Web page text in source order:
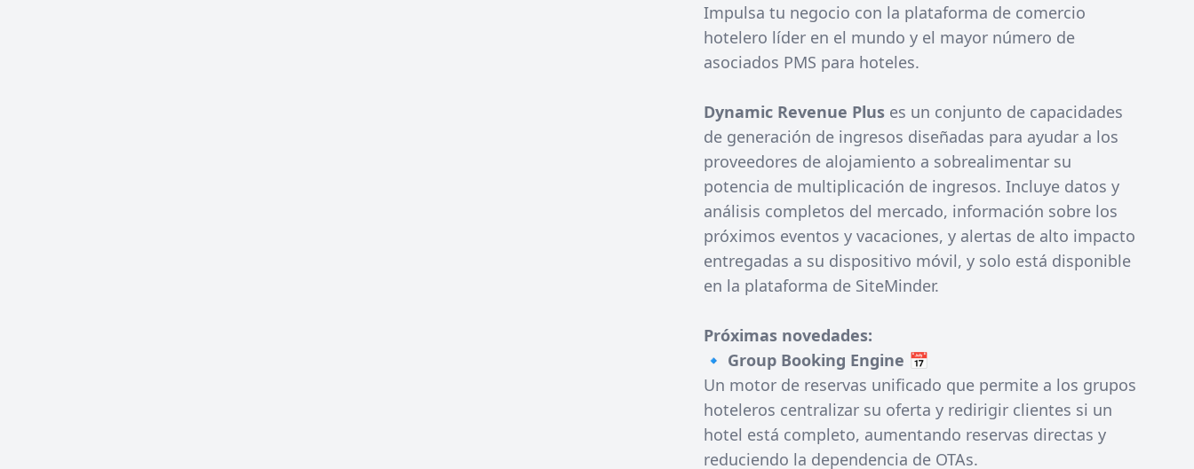
Impulsa tu negocio con la plataforma de comercio
hotelero líder en el mundo y el mayor número de
asociados PMS para hoteles.
Dynamic Revenue Plus es un conjunto de capacidades
de generación de ingresos diseñadas para ayudar a los
proveedores de alojamiento a sobrealimentar su
potencia de multiplicación de ingresos. Incluye datos y
análisis completos del mercado, información sobre los
próximos eventos y vacaciones, y alertas de alto impacto
entregadas a su dispositivo móvil, y solo está disponible
en la plataforma de SiteMinder.
Próximas novedades:
🔹 Group Booking Engine 📅
Un motor de reservas unificado que permite a los grupos
hoteleros centralizar su oferta y redirigir clientes si un
hotel está completo, aumentando reservas directas y
reduciendo la dependencia de OTAs.